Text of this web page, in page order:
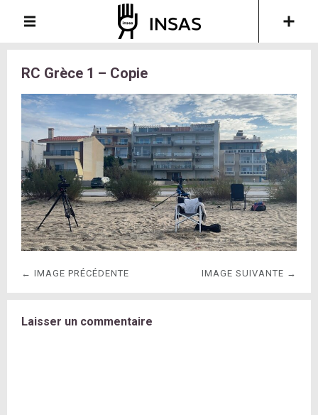
RC Grèce 1 – Copie
← IMAGE PRÉCÉDENTE IMAGE SUIVANTE →
Laisser un commentaire